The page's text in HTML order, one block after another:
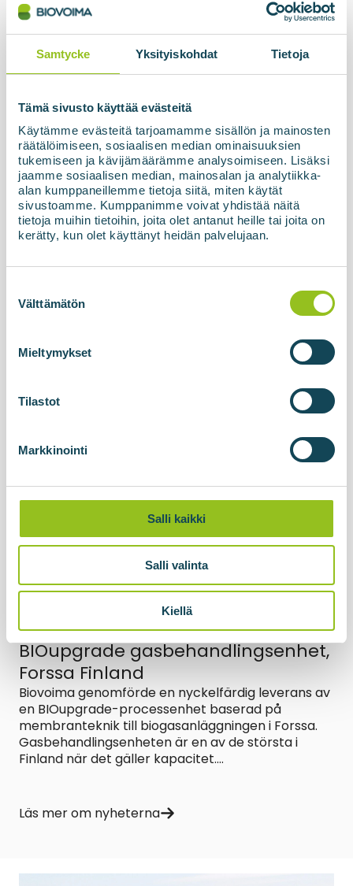
Samtycke Yksityiskohdat Tietoja
Tämä sivusto käyttää evästeitä
Käytämme evästeitä tarjoamamme sisällön ja mainosten
räätälöimiseen, sosiaalisen median ominaisuuksien
tukemiseen ja kävijämäärämme analysoimiseen. Lisäksi
jaamme sosiaalisen median, mainosalan ja analytiikka-
alan kumppaneillemme tietoja siitä, miten käytät
sivustoamme. Kumppanimme voivat yhdistää näitä
tietoja muihin tietoihin, joita olet antanut heille tai joita on
kerätty, kun olet käyttänyt heidän palvelujaan.
valinta
Välttämätön
Mieltymykset
Tilastot
Markkinointi
Salli kaikki
Salli valinta
Kiellä
Läs mer om nyheterna
Biogasanläggning och tankstation i
Biovoima genomförde en stor
Voss i Norge, med byggstart och installation av
utrustning 2024 och officiell driftsättning av
05.11.2025
BIOupgrade gasbehandlingsenhet,
Forssa Finland
Biovoima genomförde en nyckelfärdig leverans av
en BIOupgrade-processenhet baserad på
membranteknik till biogasanläggningen i Forssa.
Gasbehandlingsenheten är en av de största i
Finland när det gäller kapacitet....
Läs mer om nyheterna